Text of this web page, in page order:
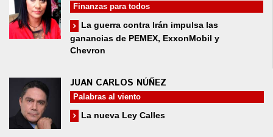
Finanzas para todos
La guerra contra Irán impulsa las
ganancias de PEMEX, ExxonMobil y
Chevron
JUAN CARLOS NÚÑEZ
Palabras al viento
La nueva Ley Calles